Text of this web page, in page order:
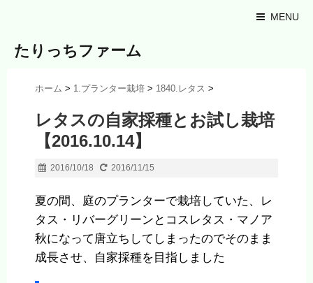
MENU
たりっちファーム
ホーム > 1.プランター栽培 > 1840.レタス >
レタスの自家採種とお試し栽培
【2016.10.14】
2016/10/18 2016/11/15
夏の間、庭のプランターで栽培していた、レ
タス・リバーグリーンとコスレタス・マノア
秋になって唐立ちしてしまったのでそのまま
成長させ、自家採種を目指しました